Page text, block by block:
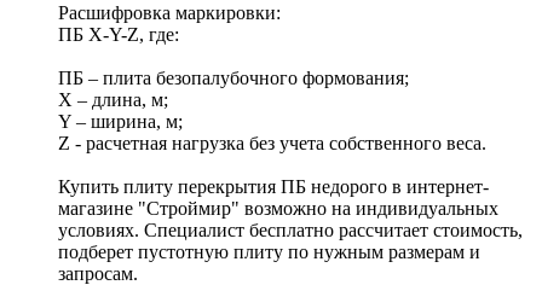
Расшифровка маркировки:
ПБ X-Y-Z, где:
ПБ – плита безопалубочного формования;
X – длина, м;
Y – ширина, м;
Z - расчетная нагрузка без учета собственного веса.
Купить плиту перекрытия ПБ недорого в интернет-
магазине "Строймир" возможно на индивидуальных
условиях. Специалист бесплатно рассчитает стоимость,
подберет пустотную плиту по нужным размерам и
запросам.